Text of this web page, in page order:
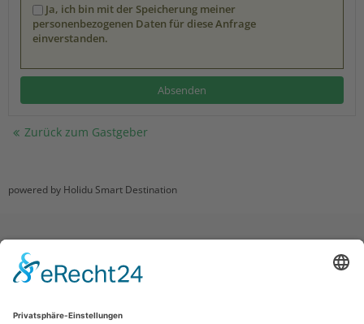
Ja, ich bin mit der Speicherung meiner
personenbezogenen Daten für diese Anfrage
einverstanden.
Zurück zum Gastgeber
powered by Holidu Smart Destination